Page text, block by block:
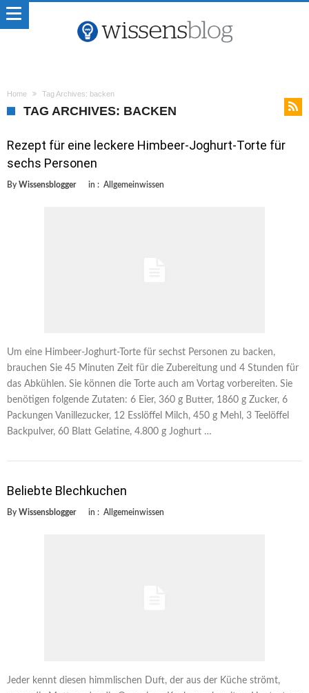
Home Tag Archives: backen
TAG ARCHIVES: BACKEN
Rezept für eine leckere Himbeer-Joghurt-Torte für
sechs Personen
By Wissensblogger in : Allgemeinwissen
Um eine Himbeer-Joghurt-Torte für sechst Personen zu backen,
brauchen Sie 45 Minuten Zeit für die Zubereitung und 4 Stunden für
das Abkühlen. Sie können die Torte auch am Vortag vorbereiten. Sie
benötigen folgende Zutaten: 6 Eier, 360 g Butter, 1860 g Zucker, 6
Packungen Vanillezucker, 12 Esslöffel Milch, 450 g Mehl, 3 Teelöffel
Backpulver, 60 Blatt Gelatine, 4.800 g Joghurt …
Beliebte Blechkuchen
By Wissensblogger in : Allgemeinwissen
Jeder kennt diesen himmlischen Duft, der aus der Küche strömt,